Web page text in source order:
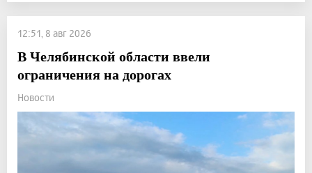
12:51, 8 авг 2026
В Челябинской области ввели
ограничения на дорогах
Новости